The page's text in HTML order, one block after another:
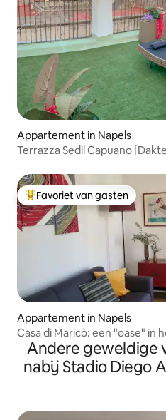
Appartement in Napels
Terrazza Sedil Capuano
Topfavoriet van gasten
Favoriet van gasten
Appartement in Napels
Casa di Maricò: een "oase" in
Andere geweldige
nabij Stadio Diego